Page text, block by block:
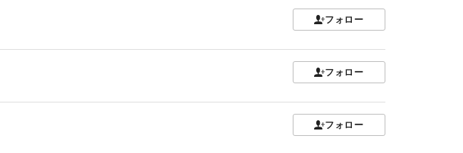
フォロー
フォロー
フォロー